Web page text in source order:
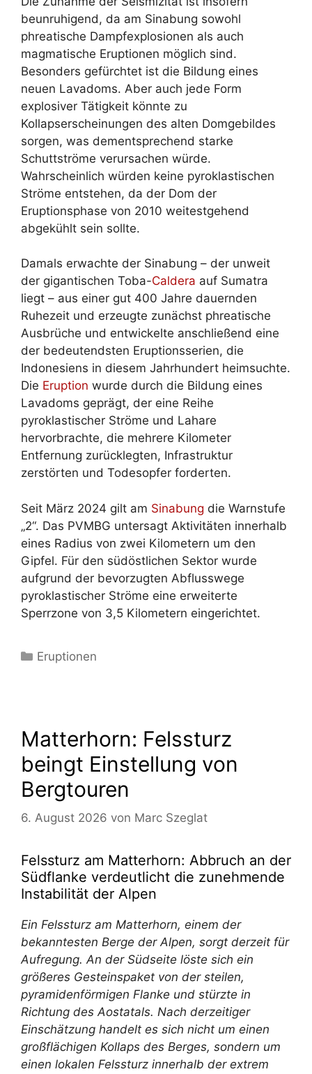
beunruhigend, da am Sinabung sowohl
phreatische Dampfexplosionen als auch
magmatische Eruptionen möglich sind.
Besonders gefürchtet ist die Bildung eines
neuen Lavadoms. Aber auch jede Form
explosiver Tätigkeit könnte zu
Kollapserscheinungen des alten Domgebildes
sorgen, was dementsprechend starke
Schuttströme verursachen würde.
Wahrscheinlich würden keine pyroklastischen
Ströme entstehen, da der Dom der
Eruptionsphase von 2010 weitestgehend
abgekühlt sein sollte.
Damals erwachte der Sinabung – der unweit
der gigantischen Toba-Caldera auf Sumatra
liegt – aus einer gut 400 Jahre dauernden
Ruhezeit und erzeugte zunächst phreatische
Ausbrüche und entwickelte anschließend eine
der bedeutendsten Eruptionsserien, die
Indonesiens in diesem Jahrhundert heimsuchte.
Die Eruption wurde durch die Bildung eines
Lavadoms geprägt, der eine Reihe
pyroklastischer Ströme und Lahare
hervorbrachte, die mehrere Kilometer
Entfernung zurücklegten, Infrastruktur
zerstörten und Todesopfer forderten.
Seit März 2024 gilt am Sinabung die Warnstufe
„2“. Das PVMBG untersagt Aktivitäten innerhalb
eines Radius von zwei Kilometern um den
Gipfel. Für den südöstlichen Sektor wurde
aufgrund der bevorzugten Abflusswege
pyroklastischer Ströme eine erweiterte
Sperrzone von 3,5 Kilometern eingerichtet.
Kategorien
Eruptionen
Matterhorn: Felssturz
beingt Einstellung von
Bergtouren
6. August 2026 von Marc Szeglat
Felssturz am Matterhorn: Abbruch an der
Südflanke verdeutlicht die zunehmende
Instabilität der Alpen
Ein Felssturz am Matterhorn, einem der
bekanntesten Berge der Alpen, sorgt derzeit für
Aufregung. An der Südseite löste sich ein
größeres Gesteinspaket von der steilen,
pyramidenförmigen Flanke und stürzte in
Richtung des Aostatals. Nach derzeitiger
Einschätzung handelt es sich nicht um einen
großflächigen Kollaps des Berges, sondern um
einen lokalen Felssturz innerhalb der extrem